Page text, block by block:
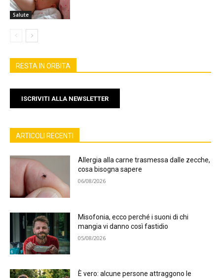
Salute
RESTA IN ORBITA
ISCRIVITI ALLA NEWSLETTER
ARTICOLI RECENTI
Allergia alla carne trasmessa dalle zecche,
cosa bisogna sapere
06/08/2026
Misofonia, ecco perché i suoni di chi
mangia vi danno così fastidio
05/08/2026
È vero: alcune persone attraggono le